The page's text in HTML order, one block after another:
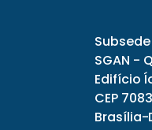
SGAN -
Edifício
CEP
Brasília-